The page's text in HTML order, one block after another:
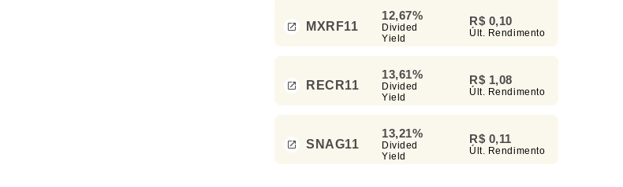
MXRF11
12,67%
Divided
Yield
R$ 0,10
Últ. Rendimento
RECR11
13,61%
Divided
Yield
R$ 1,08
Últ. Rendimento
SNAG11
13,21%
Divided
Yield
R$ 0,11
Últ. Rendimento